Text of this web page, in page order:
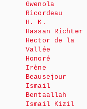
Gwenola
Ricordeau
H. K.
Hassan Richter
Hector de la
Vallée
Honoré
Irène
Beausejour
Ismail
Bentaallah
Ismail Kizil